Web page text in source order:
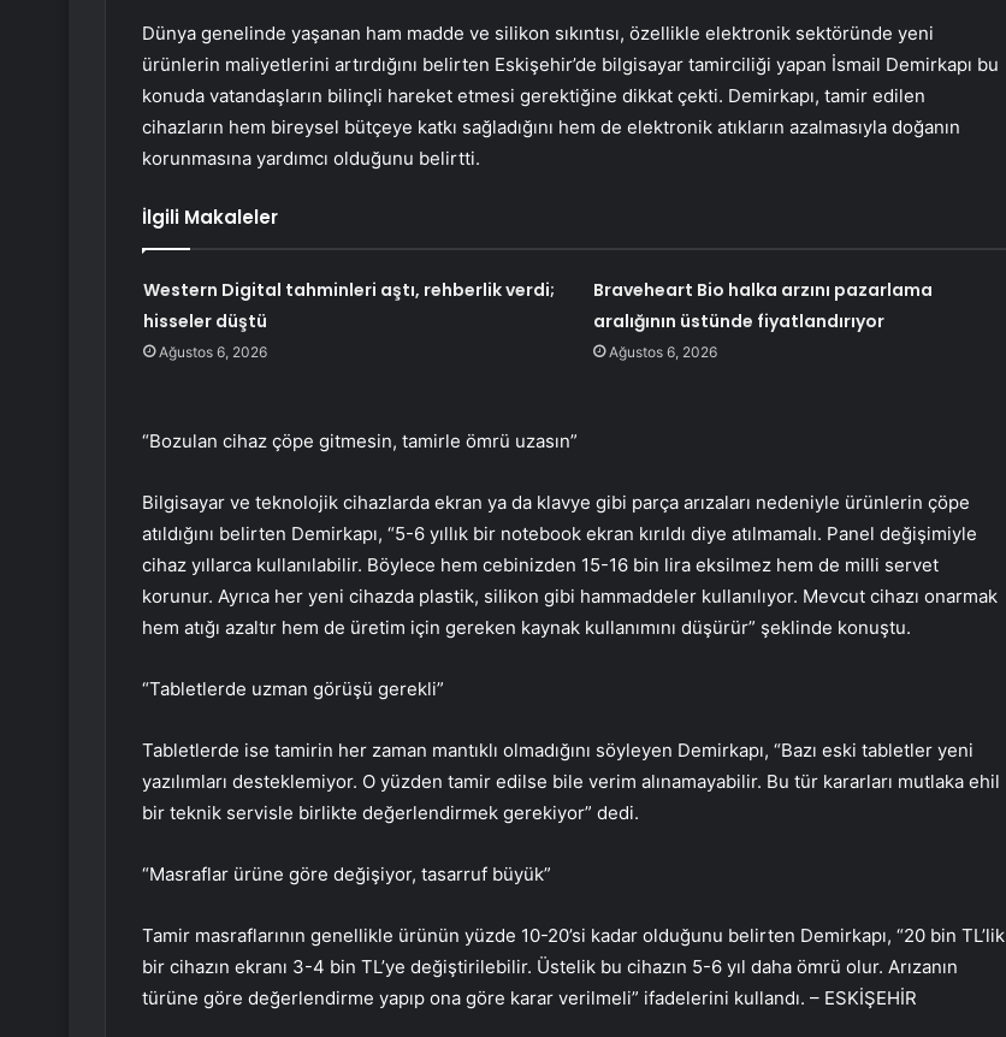
Dünya genelinde yaşanan ham madde ve silikon sıkıntısı, özellikle elektronik sektöründe yeni
ürünlerin maliyetlerini artırdığını belirten Eskişehir’de bilgisayar tamirciliği yapan İsmail Demirkapı bu
konuda vatandaşların bilinçli hareket etmesi gerektiğine dikkat çekti. Demirkapı, tamir edilen
cihazların hem bireysel bütçeye katkı sağladığını hem de elektronik atıkların azalmasıyla doğanın
korunmasına yardımcı olduğunu belirtti.
İlgili Makaleler
Western Digital tahminleri aştı, rehberlik verdi;
hisseler düştü
Ağustos 6, 2026
Braveheart Bio halka arzını pazarlama
aralığının üstünde fiyatlandırıyor
Ağustos 6, 2026
“Bozulan cihaz çöpe gitmesin, tamirle ömrü uzasın”
Bilgisayar ve teknolojik cihazlarda ekran ya da klavye gibi parça arızaları nedeniyle ürünlerin çöpe
atıldığını belirten Demirkapı, “5-6 yıllık bir notebook ekran kırıldı diye atılmamalı. Panel değişimiyle
cihaz yıllarca kullanılabilir. Böylece hem cebinizden 15-16 bin lira eksilmez hem de milli servet
korunur. Ayrıca her yeni cihazda plastik, silikon gibi hammaddeler kullanılıyor. Mevcut cihazı onarmak
hem atığı azaltır hem de üretim için gereken kaynak kullanımını düşürür” şeklinde konuştu.
“Tabletlerde uzman görüşü gerekli”
Tabletlerde ise tamirin her zaman mantıklı olmadığını söyleyen Demirkapı, “Bazı eski tabletler yeni
yazılımları desteklemiyor. O yüzden tamir edilse bile verim alınamayabilir. Bu tür kararları mutlaka ehil
bir teknik servisle birlikte değerlendirmek gerekiyor” dedi.
“Masraflar ürüne göre değişiyor, tasarruf büyük”
Tamir masraflarının genellikle ürünün yüzde 10-20’si kadar olduğunu belirten Demirkapı, “20 bin TL’lik
bir cihazın ekranı 3-4 bin TL’ye değiştirilebilir. Üstelik bu cihazın 5-6 yıl daha ömrü olur. Arızanın
türüne göre değerlendirme yapıp ona göre karar verilmeli” ifadelerini kullandı. – ESKİŞEHİR